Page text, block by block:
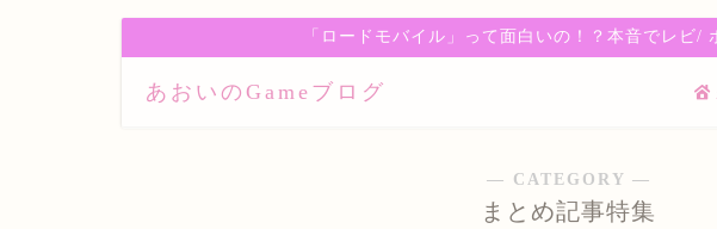
「ロードモバイル」って面白いの！？本音でレビ
あおいのGameブログ
― CATEGORY ―
まとめ記事特集